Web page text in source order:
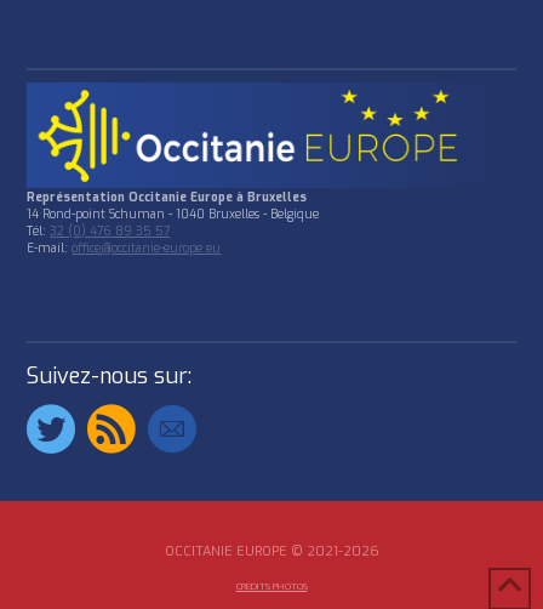
Représentation Occitanie Europe à Bruxelles
14 Rond-point Schuman - 1040 Bruxelles - Belgique
Tél:32 (0) 476 89 35 57
E-mail:office@occitanie-europe.eu
Suivez-nous sur:
OCCITANIE EUROPE © 2021-2026
CRÉDITS PHOTOS